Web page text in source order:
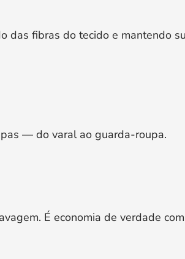
das fibras do tecido e mantendo
— do varal ao guarda-roupa.
É economia de verdade